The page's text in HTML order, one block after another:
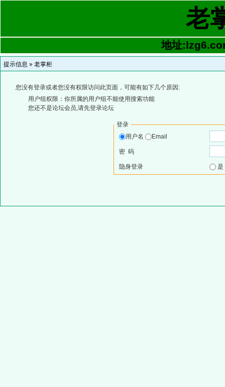
老
地址
提示信息 » 老掌柜
您没有登录或者您没有权限访问此页面，可能有如下几个原因:
用户组权限：你所属的用户组不能使用搜索功能
您还不是论坛会员,请先登录论坛
登录
用户名
Email
密 码
隐身登录